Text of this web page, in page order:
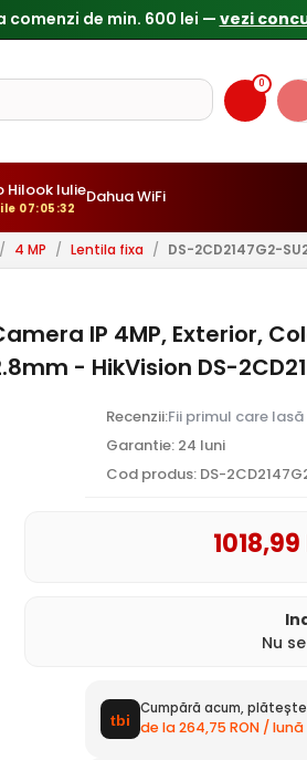
0
Iulie
07:05:31
Dahua WiFi
/ 4 MP / Lentila fixa / DS-2CD2147G2-
IP 4MP, Exterior,
- HikVision DS-
Recenzii:Fii primul care
Garantie: 24 luni
Cod produs: DS-
1018,99
Nu
Cumpără acum,
de la 264,75 RON / lună